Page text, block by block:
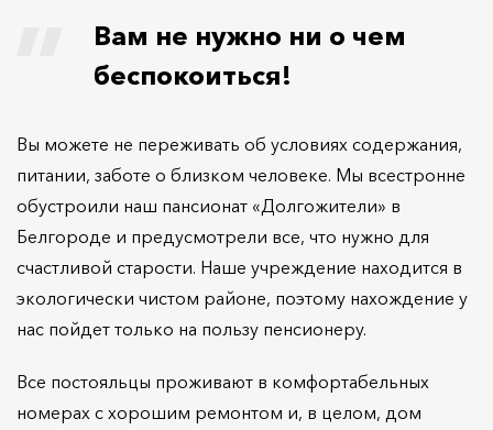
Вам не нужно ни о чем
беспокоиться!
Вы можете не переживать об условиях содержания,
питании, заботе о близком человеке. Мы всестронне
обустроили наш пансионат «Долгожители» в
Белгороде и предусмотрели все, что нужно для
счастливой старости. Наше учреждение находится в
экологически чистом районе, поэтому нахождение у
нас пойдет только на пользу пенсионеру.
Все постояльцы проживают в комфортабельных
номерах с хорошим ремонтом и, в целом, дом